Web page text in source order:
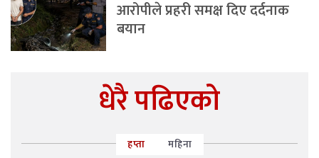
आरोपीले प्रहरी समक्ष दिए दर्दनाक
बयान
धेरै पढिएको
हप्ता महिना